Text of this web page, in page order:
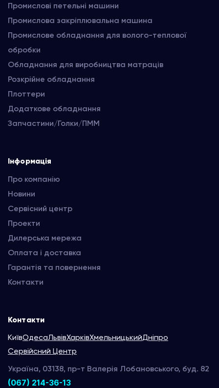
Промислові петельні машини
Промислова закріплювальна машина
Промислове обладнання для волого-теплової
обробки
Обладнання для виробництва матраців
Розкрійне обладнання
Плоттери
Додаткове обладнання
Запчастини/Голки/ПММ
Інформація
Про компанію
Новини
Сервісний центр
Проекти
Дилерська мережа
Оплата і доставка
Гарантія та повернення
Контакти
Контакти
КиївОдесаЛьвівХарківХмельницькийДніпро
Сервійсний Центр
Україна, 03138, пр-т Валерія Лобановського, буд. 82
(067) 214-36-13